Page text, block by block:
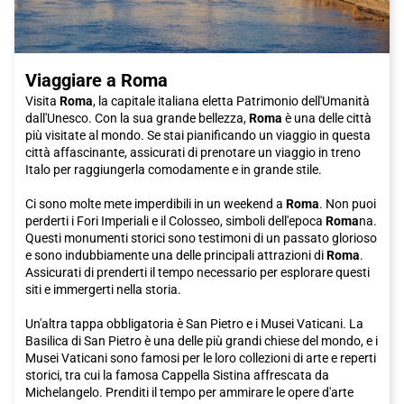
Viaggiare a Roma
Visita Roma, la capitale italiana eletta Patrimonio dell'Umanità
dall'Unesco. Con la sua grande bellezza,Roma è una delle città
più visitate al mondo. Se stai pianificando un viaggio in questa
città affascinante, assicurati di prenotare un viaggio in treno
Italo per raggiungerla comodamente e in grande stile.
Ci sono molte mete imperdibili in un weekend a Roma. Non puoi
perderti i Fori Imperiali e il Colosseo, simboli dell'epoca Romana.
Questi monumenti storici sono testimoni di un passato glorioso
e sono indubbiamente una delle principali attrazioni diRoma.
Assicurati di prenderti il tempo necessario per esplorare questi
siti e immergerti nella storia.
Un'altra tappa obbligatoria è San Pietro e i Musei Vaticani. La
Basilica di San Pietro è una delle più grandi chiese del mondo, e i
Musei Vaticani sono famosi per le loro collezioni di arte e reperti
storici, tra cui la famosa Cappella Sistina affrescata da
Michelangelo. Prenditi il tempo per ammirare le opere d'arte